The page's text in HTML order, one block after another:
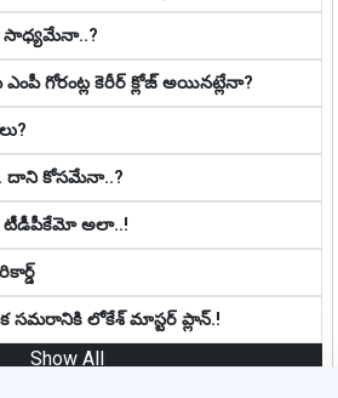
గోరంట్ల కెరీర్ క్లోజ్ అయిన‌ట్లేనా?
దాని కోస‌మేనా..?
టీడీపీకేమో అలా..!
స‌మ‌రానికి లోకేశ్ మాస్ట‌ర్ ప్లాన్‌.!
Show All